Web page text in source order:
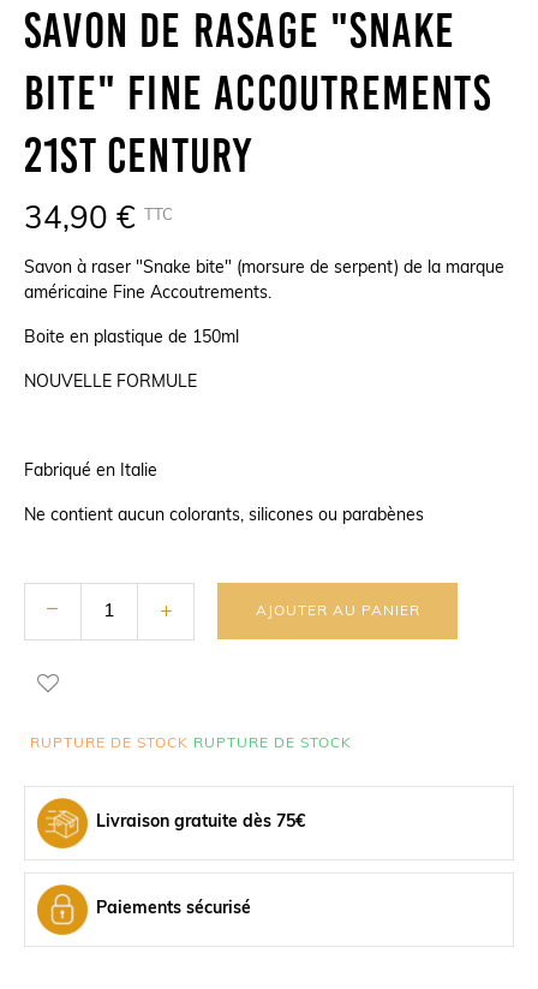
Savon De Rasage "Snake
Bite" Fine Accoutrements
21st Century
34,90 € TTC
Savon à raser "Snake bite" (morsure de serpent) de la marque
américaine Fine Accoutrements.
Boite en plastique de 150ml
NOUVELLE FORMULE
Fabriqué en Italie
Ne contient aucun colorants, silicones ou parabènes
AJOUTER AU PANIER
RUPTURE DE STOCK RUPTURE DE STOCK
Livraison gratuite dès 75€
Paiements sécurisé